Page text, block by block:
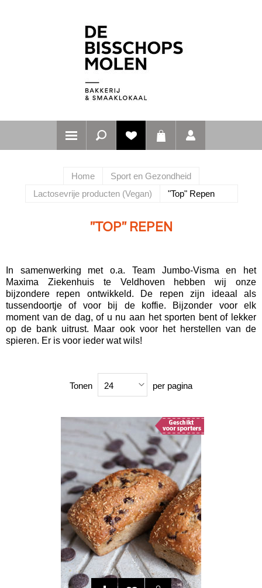
Home
Sport en Gezondheid
Lactosevrije producten (Vegan)
"Top" Repen
"TOP" REPEN
In samenwerking met o.a. Team Jumbo-Visma en het
Maxima Ziekenhuis te Veldhoven hebben wij onze
bijzondere repen ontwikkeld. De repen zijn ideaal als
tussendoortje of voor bij de koffie. Bijzonder voor elk
moment van de dag, of u nu aan het sporten bent of lekker
op de bank uitrust. Maar ook voor het herstellen van de
spieren. Er is voor ieder wat wils!
Tonen 24 per pagina